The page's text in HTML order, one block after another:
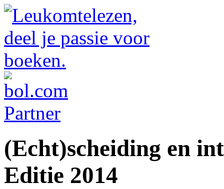
(Echt)scheiding en
Editie 2014